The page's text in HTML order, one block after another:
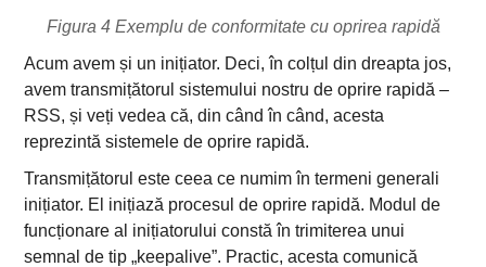
Figura 4 Exemplu de conformitate cu oprirea rapidă
Acum avem și un inițiator. Deci, în colțul din dreapta jos,
avem transmițătorul sistemului nostru de oprire rapidă –
RSS, și veți vedea că, din când în când, acesta
reprezintă sistemele de oprire rapidă.
Transmițătorul este ceea ce numim în termeni generali
inițiator. El inițiază procesul de oprire rapidă. Modul de
funcționare al inițiatorului constă în trimiterea unui
semnal de tip „keepalive”. Practic, acesta comunică